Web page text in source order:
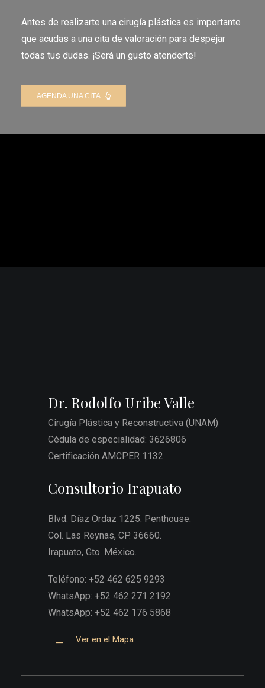
Antes de realizarte una cirugía plástica es importante
que acudas a una cita de valoración para despejar
todas tus dudas. ¡Será un gusto atenderte!
AGENDA UNA CITA
Dr. Rodolfo Uribe Valle
Cirugía Plástica y Reconstructiva (UNAM)
Cédula de especialidad: 3626806
Certificación AMCPER 1132
Consultorio Irapuato
Blvd. Díaz Ordaz 1225. Penthouse.
Col. Las Reynas, CP. 36660.
Irapuato, Gto. México.
Teléfono: +52 462 625 9293
WhatsApp: +52 462 271 2192
WhatsApp: +52 462 176 5868
Ver en el Mapa